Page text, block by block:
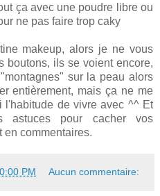
ça avec une poudre libre ou
ne pas faire trop caky
makeup, alors je ne vous
boutons, ils se voient encore,
sur la peau alors
entièrement, mais ça ne me
l'habitude de vivre avec ^^ Et
pour cacher vos
en commentaires.
PM Aucun commentaire: